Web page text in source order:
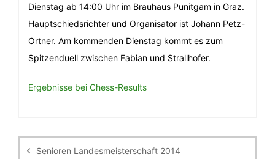
Dienstag ab 14:00 Uhr im Brauhaus Punitgam in Graz.
Hauptschiedsrichter und Organisator ist Johann Petz-
Ortner. Am kommenden Dienstag kommt es zum
Spitzenduell zwischen Fabian und Strallhofer.
Ergebnisse bei Chess-Results
Senioren Landesmeisterschaft 2014